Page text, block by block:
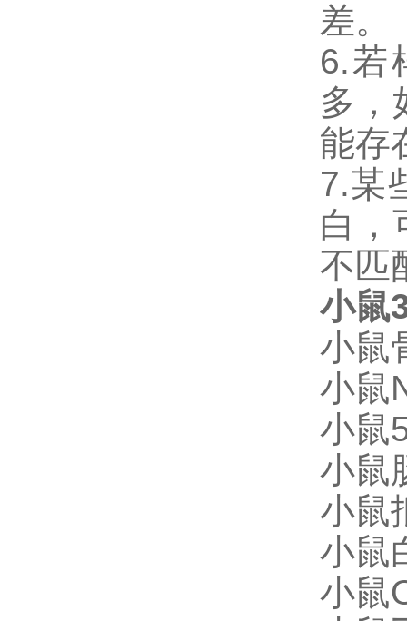
差。
6.若
多，
能存
7.某
白，
不匹
小鼠
小鼠
小鼠
小鼠
小鼠
小鼠
小鼠
小鼠